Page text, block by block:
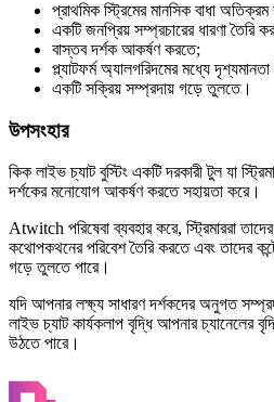
প্রাথমিক স্ট্রিমের মানসিক বাধা
একটি জনপ্রিয় সম্প্রচারের ধারণা তৈরি
বাস্তব দর্শক আকর্ষণ করতে;
প্ল্যাটফর্ম অ্যালগরিদমের মধ্যে
একটি সক্রিয় সম্প্রদায় গড়ে তুলতে।
উপসংহার
কিক লাইভ চ্যাট বুস্টিং একটি দরকারী টুল যা
দর্শকের মনোযোগ আকর্ষণ করতে সহায়তা করে।
Atwitch পরিষেবা ব্যবহার করে, স্ট্রিমাররা
কথোপকথনের পরিবেশ তৈরি করতে এবং তাদের
গড়ে তুলতে পারে।
যদি আপনার লক্ষ্য সাধারণ দর্শকদের অনুগত
লাইভ চ্যাট কার্যকলাপ বৃদ্ধি আপনার চ্যানেলের
উঠতে পারে।